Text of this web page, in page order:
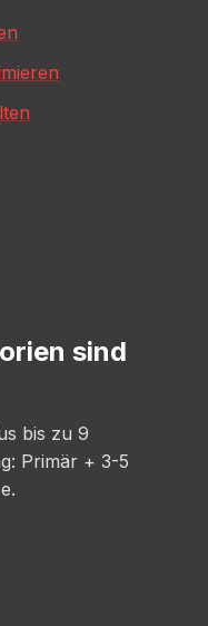
sind
bis zu 9
Primär + 3-5